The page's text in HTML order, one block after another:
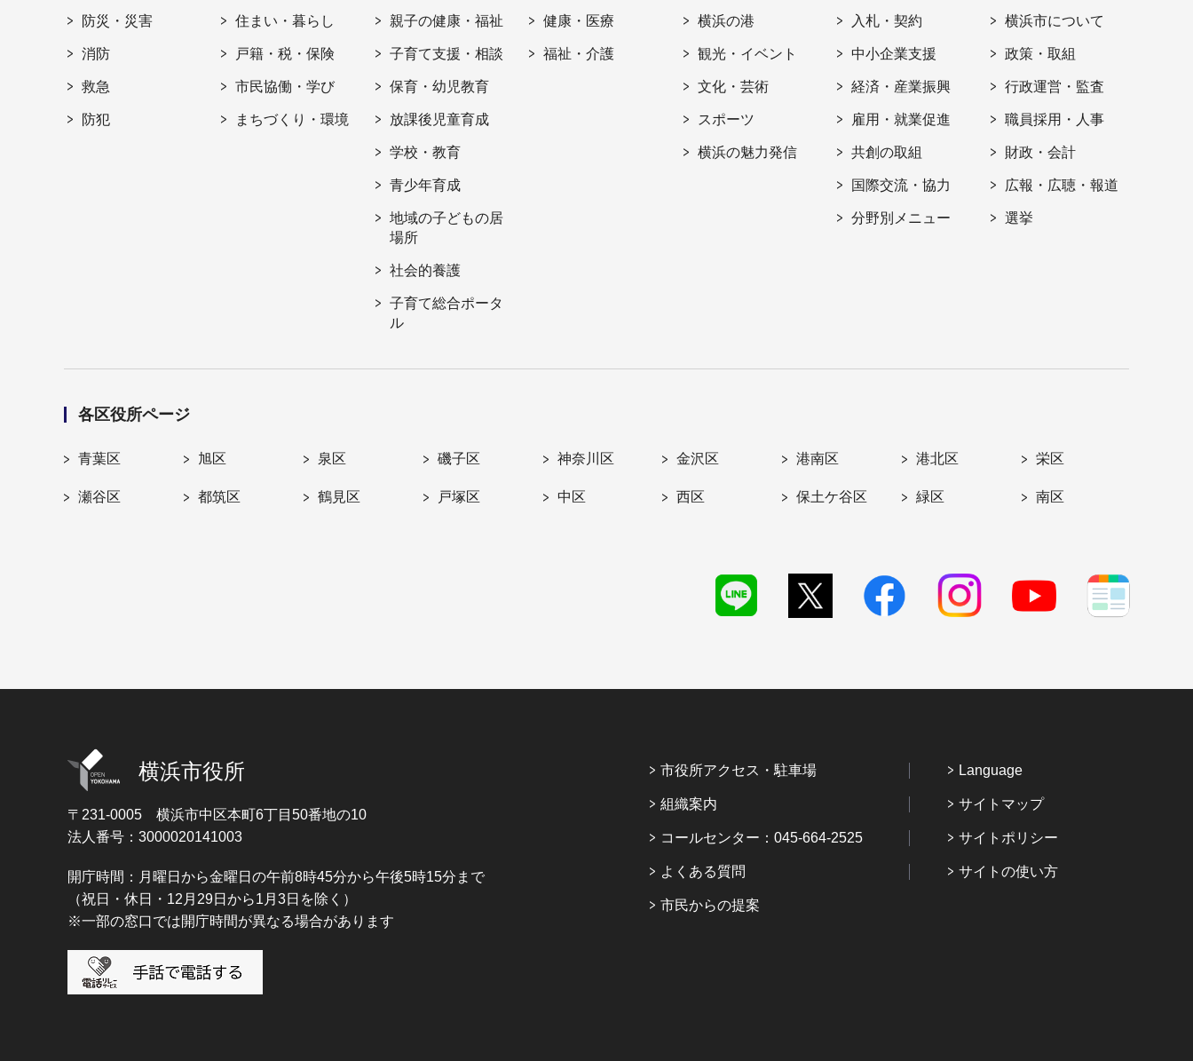
防災・災害
消防
救急
防犯
住まい・暮らし
戸籍・税・保険
市民協働・学び
まちづくり・環境
親子の健康・福祉
子育て支援・相談
保育・幼児教育
放課後児童育成
学校・教育
青少年育成
地域の子どもの居
場所
社会的養護
子育て総合ポータ
ル
健康・医療
福祉・介護
横浜の港
観光・イベント
文化・芸術
スポーツ
横浜の魅力発信
入札・契約
中小企業支援
経済・産業振興
雇用・就業促進
共創の取組
国際交流・協力
分野別メニュー
横浜市について
政策・取組
行政運営・監査
職員採用・人事
財政・会計
広報・広聴・報道
選挙
各区役所ページ
青葉区 旭区 泉区 磯子区 神奈川区 金沢区 港南区 港北区 栄区
瀬谷区 都筑区 鶴見区 戸塚区 中区 西区 保土ケ谷区 緑区 南区
横浜市役所
〒231-0005 横浜市中区本町6丁目50番地の10
法人番号：3000020141003
開庁時間：月曜日から金曜日の午前8時45分から午後5時15分まで
（祝日・休日・12月29日から1月3日を除く）
※一部の窓口では開庁時間が異なる場合があります
市役所アクセス・駐車場
組織案内
コールセンター：045-664-2525
よくある質問
市民からの提案
Language
サイトマップ
サイトポリシー
サイトの使い方